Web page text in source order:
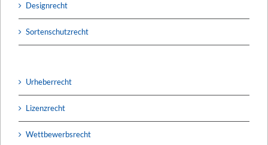
Designrecht
Sortenschutzrecht
Urheberrecht
Lizenzrecht
Wettbewerbsrecht